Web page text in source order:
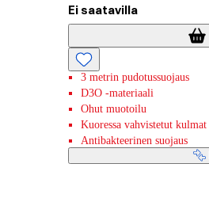
Ei saatavilla
3 metrin pudotussuojaus
D3O -materiaali
Ohut muotoilu
Kuoressa vahvistetut kulmat
Antibakteerinen suojaus